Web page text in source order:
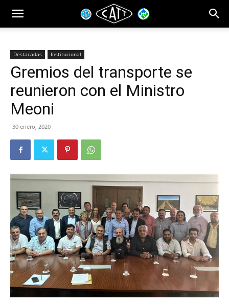
Destacadas Institucional
Gremios del transporte se
reunieron con el Ministro
Meoni
30 enero, 2020